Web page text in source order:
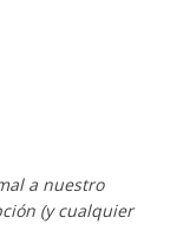
a nuestro
(y cualquier